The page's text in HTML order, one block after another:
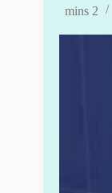
2 mins